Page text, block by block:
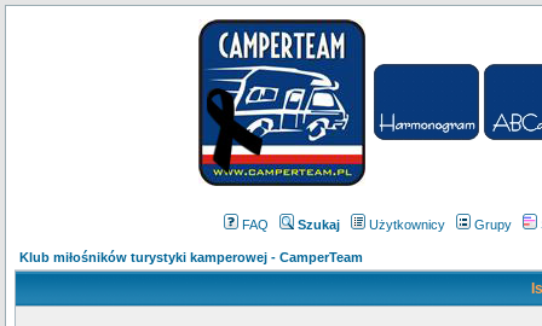
FAQ Szukaj Użytkownicy Grupy
Klub miłośników turystyki kamperowej - CamperTeam